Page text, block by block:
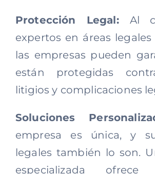
Protección Legal: Al
expertos en áreas legales
las empresas pueden
están protegidas
litigios y complicaciones
Soluciones
empresa es única, y
legales también lo son.
especializada ofrece